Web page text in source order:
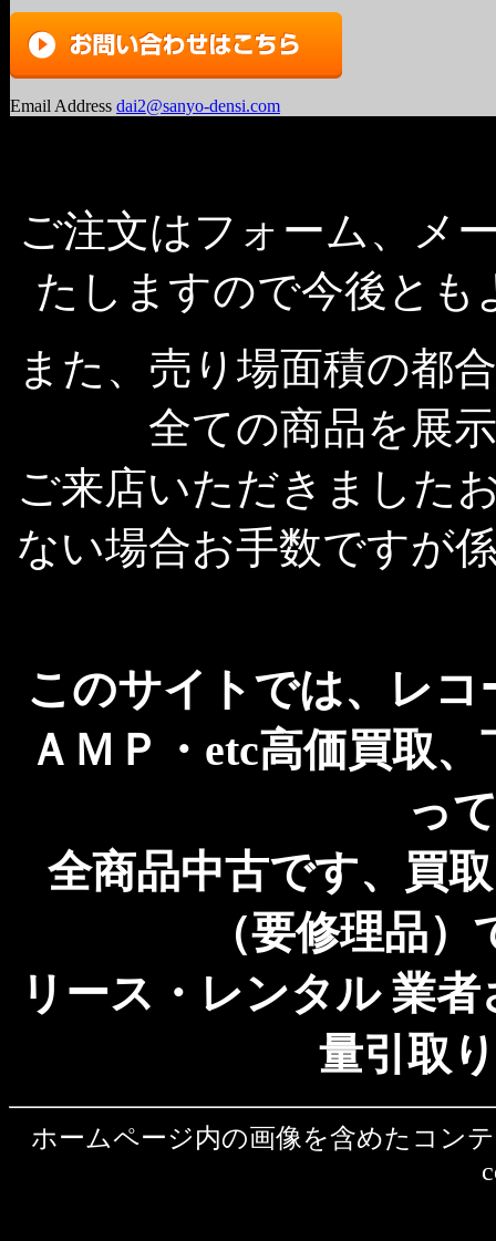
Email Address dai2@sanyo-densi.com
ご注文はフォーム、メ
たしますので今後と
また、売り場面積の都
全ての商品を展
ご来店いただきました
ない場合お手数ですが
このサイトでは、レ
ＡＭＰ・etc高価買取
っ
全商品中古です、買
（要修理品
リース・レンタル 業
量引取
ホームページ内の画像を含めたコン